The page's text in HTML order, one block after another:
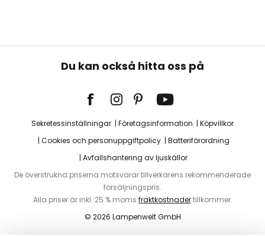
Du kan också hitta oss på
Sekretessinställningar Företagsinformation
Köpvillkor
Cookies och personuppgiftpolicy
Batteriförordning
Avfallshantering av ljuskällor
De överstrukna priserna motsvarar tillverkarens rekommenderade
försäljningspris.
Alla priser är inkl. 25 % moms fraktkostnadertillkommer.
© 2026 Lampenwelt GmbH